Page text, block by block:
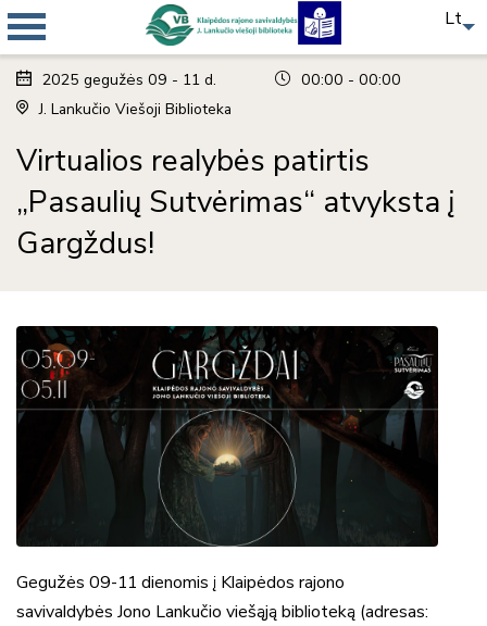
2025 gegužės 09 - 11 d.
00:00 - 00:00
J. Lankučio Viešoji Biblioteka
Virtualios realybės patirtis
„Pasaulių Sutvėrimas“ atvyksta į
Gargždus!
Gegužės 09-11 dienomis į Klaipėdos rajono
savivaldybės Jono Lankučio viešąją biblioteką (adresas:
Lt